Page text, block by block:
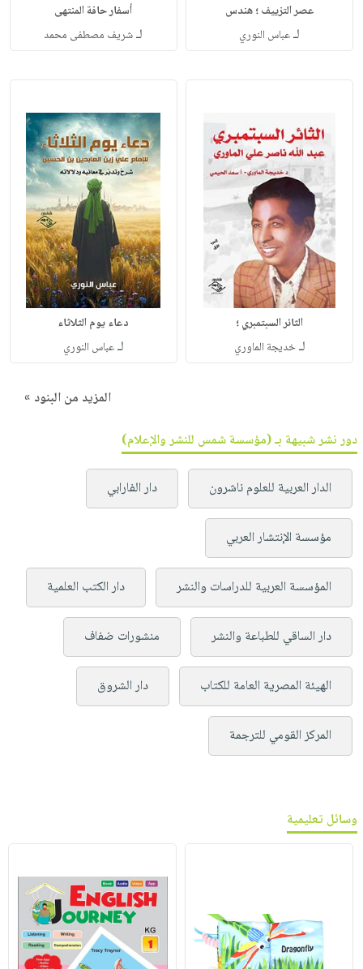
عصر التزييف ؛ هندس
لـعباس النوري
أسفار حافة المنتهى
لـشريف مصطفى محمد
الثائر السبتمبري ؛
لـخديجة الماوري
دعاء يوم الثلاثاء
لـعباس النوري
المزيد من البنود »
دور نشر شبيهة بـ (مؤسسة شمس للنشر والإعلام)
الدار العربية للعلوم ناشرون دار الفارابي
مؤسسة الإنتشار العربي
المؤسسة العربية للدراسات والنشر دار الكتب العلمية
دار الساقي للطباعة والنشر منشورات ضفاف
الهيئة المصرية العامة للكتاب دار الشروق
المركز القومي للترجمة
وسائل تعليمية